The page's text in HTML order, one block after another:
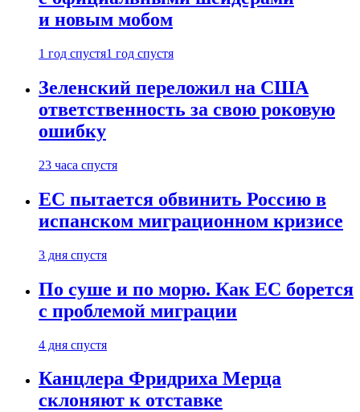
и новым мобом
1 год спустя1 год спустя
Зеленский переложил на США
ответственность за свою роковую
ошибку
23 часа спустя
ЕС пытается обвинить Россию в
испанском миграционном кризисе
3 дня спустя
По суше и по морю. Как ЕС борется
с проблемой миграции
4 дня спустя
Канцлера Фридриха Мерца
склоняют к отставке